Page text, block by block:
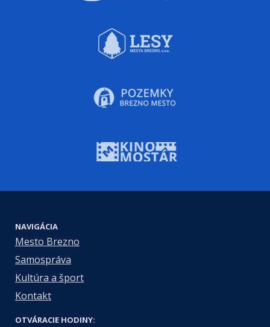
NAVIGÁCIA
Mesto Brezno
Samospráva
Kultúra a šport
Kontakt
OTVÁRACIE HODINY: